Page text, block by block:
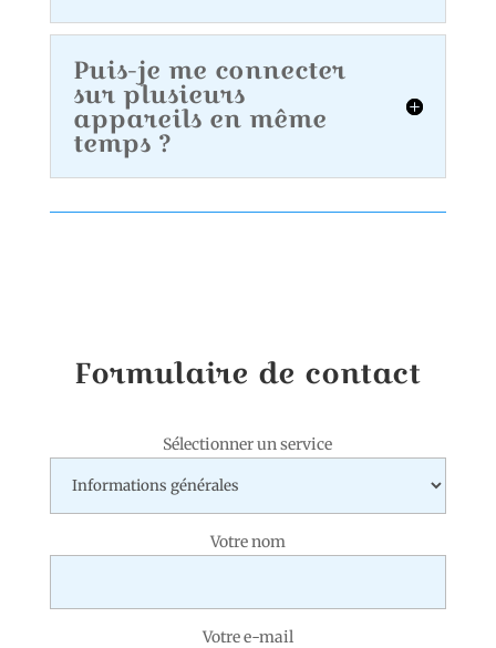
Puis-je me connecter
sur plusieurs
appareils en même
temps ?
Formulaire de contact
Sélectionner un service
Votre nom
Votre e-mail